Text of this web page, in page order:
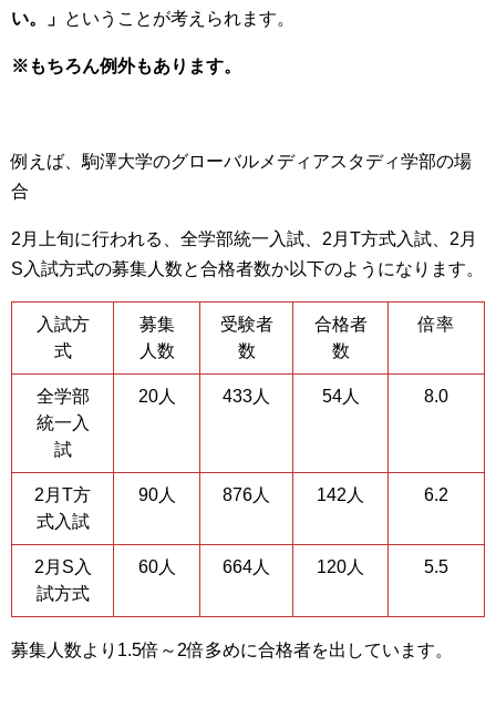
い。」 ということが考えられます。
※もちろん例外もあります。
例えば、駒澤大学のグローバルメディアスタディ学部の場
合
2月上旬に行われる、全学部統一入試、2月T方式入試、2月
S入試方式の募集人数と合格者数か以下のようになります。
入試方
式
募集
人数
受験者
数
合格者
数
倍率
全学部
統一入
試
20人 433人 54人 8.0
2月T方
式入試
90人 876人 142人 6.2
2月S入
試方式
60人 664人 120人 5.5
募集人数より1.5倍～2倍多めに合格者を出しています。